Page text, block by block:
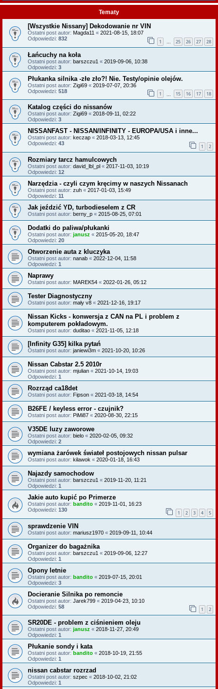
Tematy
[Wszystkie Nissany] Dekodowanie nr VIN
Ostatni post autor: Magda11 « 2021-08-15, 18:07
Odpowiedzi: 832 1 … 25 26 27 28
Łańcuchy na koła
Ostatni post autor: barszczu1 « 2019-09-06, 10:38
Odpowiedzi: 3
Płukanka silnika -złe zło?! Nie. Testy/opinie olejów.
Ostatni post autor: Zigi69 « 2019-07-07, 20:36
Odpowiedzi: 518 1 15 16 17 18
Katalog części do nissanów
Ostatni post autor: Zigi69 « 2018-09-11, 02:22
Odpowiedzi: 3
NISSANFAST - NISSAN/INFINITY - EUROPA/USA i inne...
Ostatni post autor: keczap « 2018-03-13, 12:45
Odpowiedzi: 43 1 2
Rozmiary tarcz hamulcowych
Ostatni post autor: david_lbl_pl « 2017-11-03, 10:19
Odpowiedzi: 12
Narzędzia - czyli czym kręcimy w naszych Nissanach
Ostatni post autor: zuh « 2017-01-03, 15:49
Odpowiedzi: 11
Jak jeździć YD, turbodieselem z CR
Ostatni post autor: berny_p « 2015-08-25, 07:01
Dodatki do paliwa/płukanki
Ostatni post autor: janusz « 2015-05-20, 18:47
Odpowiedzi: 20
Otworzenie auta z kluczyka
Ostatni post autor: nanab « 2022-12-04, 11:58
Odpowiedzi: 1
Naprawy
Ostatni post autor: MAREK54 « 2022-01-26, 05:12
Tester Diagnostyczny
Ostatni post autor: mały v8 « 2021-12-16, 19:17
Nissan Kicks - konwersja z CAN na PL i problem z
komputerem pokładowym.
Ostatni post autor: duditao « 2021-11-05, 12:18
[Infinity G35] kilka pytań
Ostatni post autor: janiewi3m « 2021-10-20, 10:26
Nissan Cabstar 2.5 2010r
Ostatni post autor: mjulian « 2021-10-14, 19:03
Odpowiedzi: 1
Rozrząd ca18det
Ostatni post autor: Fipson « 2021-03-18, 14:54
B26FE / keyless error - czujnik?
Ostatni post autor: PiMi87 « 2020-08-30, 22:15
V35DE luzy zaworowe
Ostatni post autor: bielo « 2020-02-05, 09:32
Odpowiedzi: 2
wymiana żarówek świateł postojowych nissan pulsar
Ostatni post autor: kilawok « 2020-01-18, 16:43
Najazdy samochodow
Ostatni post autor: barszczu1 « 2019-11-20, 11:21
Odpowiedzi: 1
Jakie auto kupić po Primerze
Ostatni post autor: bandito « 2019-11-01, 16:23
Odpowiedzi: 130 1 2 3 4 5
sprawdzenie VIN
Ostatni post autor: mariusz1970 « 2019-09-11, 10:44
Organizer do bagażnika
Ostatni post autor: barszczu1 « 2019-09-06, 12:27
Odpowiedzi: 1
Opony letnie
Ostatni post autor: bandito « 2019-07-15, 20:01
Odpowiedzi: 3
Docieranie Silnika po remoncie
Ostatni post autor: Jarek799 « 2019-04-23, 10:10
Odpowiedzi: 58 1 2
SR20DE - problem z ciśnieniem oleju
Ostatni post autor: janusz « 2018-11-27, 20:49
Odpowiedzi: 1
Płukanie sondy i kata
Ostatni post autor: bandito « 2018-10-19, 21:55
Odpowiedzi: 1
nissan cabstar rozrzad
Ostatni post autor: szpec « 2018-10-02, 21:02
Odpowiedzi: 1